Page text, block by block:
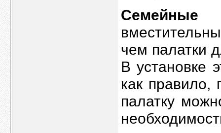
Семейные
чем палатки
В установке
как правило,
палатку